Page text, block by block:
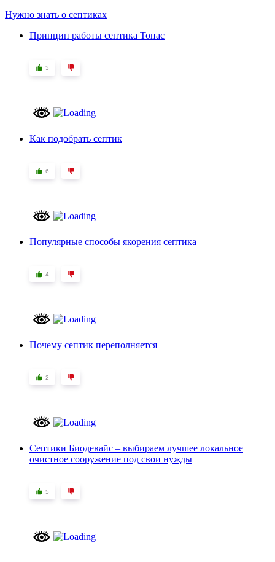
Нужно знать о септиках
Принцип работы септика Топас
3
Как подобрать септик
6
Популярные способы якорения септика
4
Почему септик переполняется
2
Септики Биодевайс – выбираем лучшее локальное
очистное сооружение под свои нужды
5